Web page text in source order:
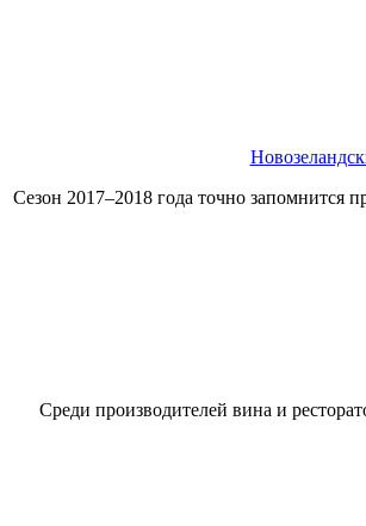
Сезон 2017–2018 года точно
Среди производителей вина и